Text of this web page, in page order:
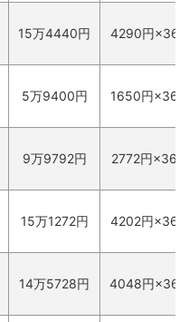
15万4440円 4290円×36
5万9400円 1650円×36
9万9792円 2772円×36回
15万1272円 4202円×36
14万5728円 4048円×36